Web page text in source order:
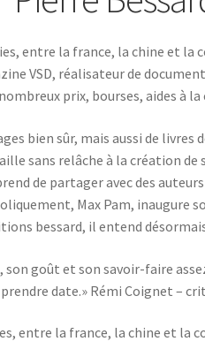
entre la france, la chine et
VSD, réalisateur de
prix, bourses, aides à
bien sûr, mais aussi de
sans relâche à la création de
de partager avec des
Max Pam, inaugure
bessard, il entend
son goût et son savoir-faire
prendre date.» Rémi Coignet –
entre la france, la chine et la